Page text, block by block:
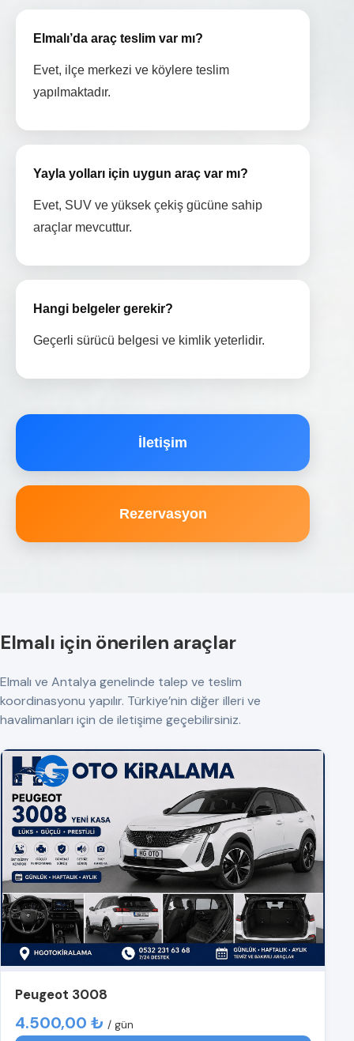
Elmalı’da araç teslim var mı?
Evet, ilçe merkezi ve köylere teslim
yapılmaktadır.
Yayla yolları için uygun araç var mı?
Evet, SUV ve yüksek çekiş gücüne sahip
araçlar mevcuttur.
Hangi belgeler gerekir?
Geçerli sürücü belgesi ve kimlik yeterlidir.
İletişim
Rezervasyon
Elmalı için önerilen araçlar
Elmalı ve Antalya genelinde talep ve teslim
koordinasyonu yapılır. Türkiye’nin diğer illeri ve
havalimanları için de iletişime geçebilirsiniz.
Peugeot 3008
4.500,00 ₺ / gün